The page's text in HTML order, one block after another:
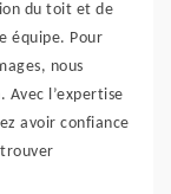
du toit et de
équipe. Pour
nous
Avec l’expertise
avoir confiance